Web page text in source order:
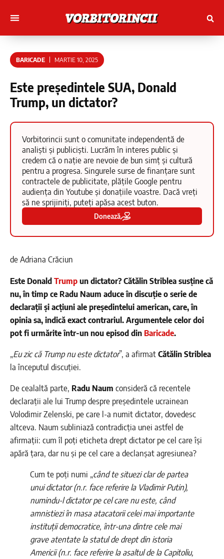
BARICADE MARTIE 10, 2025
Este președintele SUA, Donald
Trump, un dictator?
Vorbitorincii sunt o comunitate independentă de
analiști și publiciști. Lucrăm în interes public și
credem că o nație are nevoie de bun simț și cultură
pentru a progresa. Singurele surse de finanțare sunt
contractele de publicitate, plățile Google pentru
audiența din Youtube și donațiile voastre. Dacă vreți
să ne sprijiniți, puteți apăsa acest buton.
Donează
de Adriana Crăciun
Este DonaldTrumpun dictator? Cătălin Striblea susține că
nu, în timp ce Radu Naum aduce în discuție o serie de
declarații și acțiuni ale președintelui american, care, în
opinia sa, indică exact contrariul. Argumentele celor doi
pot fi urmărite într-un nou episod din Baricade.
„Eu zic că Trump nu este dictator”, a afirmatCătălin Striblea
la începutul discuției.
De cealaltă parte, Radu Naum consideră că recentele
declarații ale lui Trump despre președintele ucrainean
Volodimir Zelenski, pe care l-a numit dictator, dovedesc
altceva. Naum subliniază contradicția unei astfel de
afirmații: cum îl poți eticheta drept dictator pe cel care își
apără țara, dar nu și pe cel care a declanșat agresiunea?
Cum te poți numi „când te situezi clar de partea
unui dictator (n.r. face referire la Vladimir Putin),
numindu-l dictator pe cel care nu este, când
amnistiezi în masa atacatorii celei mai importante
instituții democratice, într-una dintre cele mai
grave atentate la statul de drept din istoria
Americii (n.r. face referire la asaltul de la Capitoliu,